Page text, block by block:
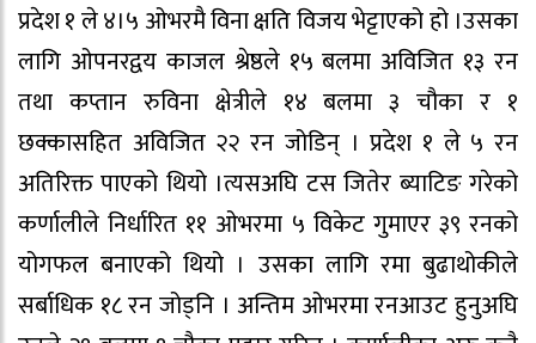
प्रदेश १ ले ४।५ ओभरमै विना क्षति विजय भेट्टाएको हो ।उसका
लागि ओपनरद्वय काजल श्रेष्ठले १५ बलमा अविजित १३ रन
तथा कप्तान रुविना क्षेत्रीले १४ बलमा ३ चौका र १
छक्कासहित अविजित २२ रन जोडिन् । प्रदेश १ ले ५ रन
अतिरिक्त पाएको थियो ।त्यसअघि टस जितेर ब्याटिङ गरेको
कर्णालीले निर्धारित ११ ओभरमा ५ विकेट गुमाएर ३९ रनको
योगफल बनाएको थियो । उसका लागि रमा बुढाथोकीले
सर्बाधिक १८ रन जोड्नि । अन्तिम ओभरमा रनआउट हुनुअघि